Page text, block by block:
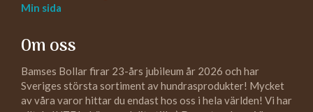
Min sida
Om oss
Bamses Bollar firar 23-års jubileum år 2026 och har
Sveriges största sortiment av hundrasprodukter! Mycket
av våra varor hittar du endast hos oss i hela världen! Vi har